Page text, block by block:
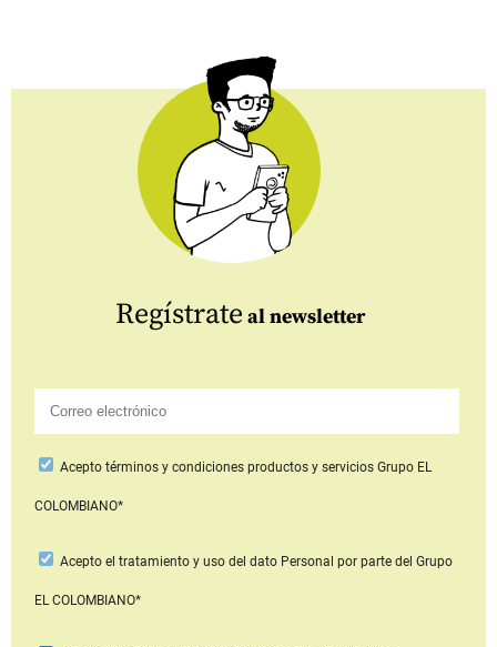
Regístrate al newsletter
Aceptotérminos y condiciones productos y serviciosGrupo EL
COLOMBIANO*
Acepto el tratamiento y uso del dato Personal por parte del Grupo
EL COLOMBIANO*